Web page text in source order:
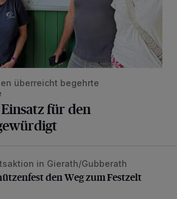
überreicht begehrte
für den
den Weg zum Festzelt
in Gierath/Gubberath
den Weg zum Festzelt